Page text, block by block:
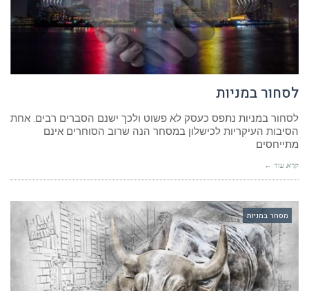
לסחור במניות
לסחור במניות נתפס כעסק לא פשוט ולכך ישנם הסברים רבים. אחת
הסיבות העיקריות לכישלון במסחר הנה שרוב הסוחרים אינם
מתייחסים
קרא עוד ←
מסחר במניות